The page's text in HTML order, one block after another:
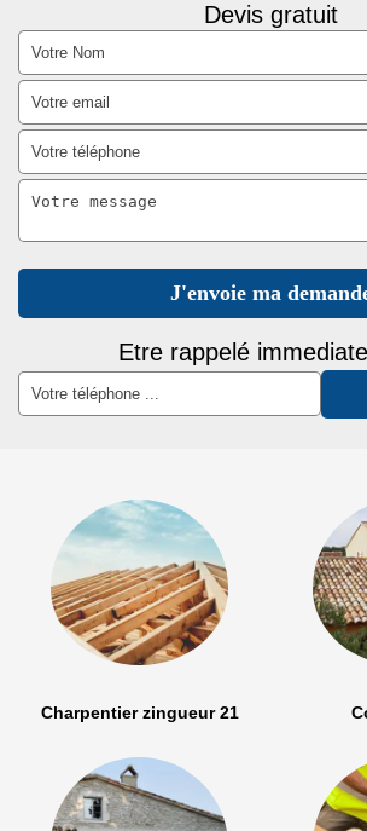
Devis gratuit
Etre rappelé
Charpentier zingueur 21